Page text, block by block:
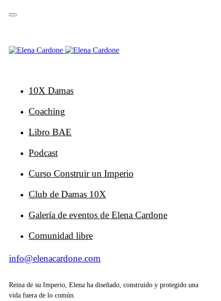
Saltar
Saltar
principal
10X Damas
Coaching
Libro BAE
Podcast
Curso Construir un Imperio
Club de Damas 10X
Galería de eventos de Elena Cardone
Comunidad libre
info@elenacardone.com
Reina de su Imperio, Elena ha diseñado, construido y protegido una
vida fuera de lo común.